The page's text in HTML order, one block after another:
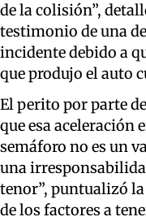
de la colisión”,
testimonio de una
incidente debido a
que produjo el auto
El perito por parte
que esa aceleración
semáforo no es un
una
tenor”, puntualizó
de los factores a